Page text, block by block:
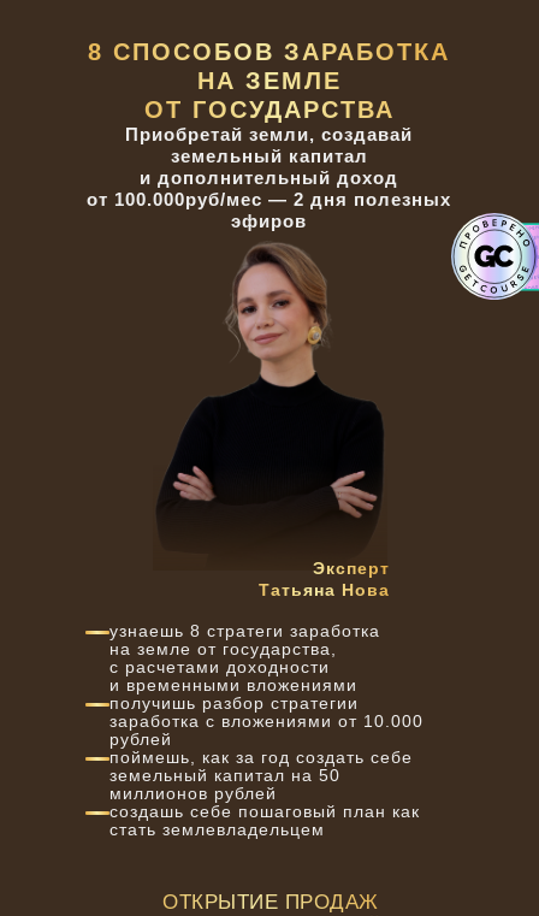
8 СПОСОБОВ ЗАРАБОТКА
НА ЗЕМЛЕ
ОТ ГОСУДАРСТВА
Приобретай земли, создавай
земельный капитал
и дополнительный доход
от 100.000руб/мес — 2 дня полезных
эфиров
ОТКРЫТИЕ ПРОДАЖ
узнаешь 8 стратеги заработка
на земле от государства,
с расчетами доходности
и временными вложениями
получишь разбор стратегии
заработка с вложениями от 10.000
рублей
поймешь, как за год создать себе
земельный капитал на 50
миллионов рублей
создашь себе пошаговый план как
стать землевладельцем
Эксперт
Татьяна Нова